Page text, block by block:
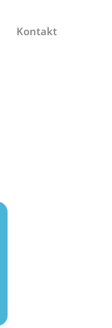
Kontakt